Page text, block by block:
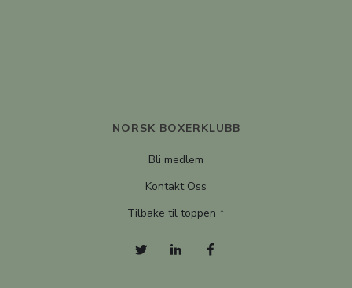
NORSK BOXERKLUBB
Bli medlem
Kontakt Oss
Tilbake til toppen ↑